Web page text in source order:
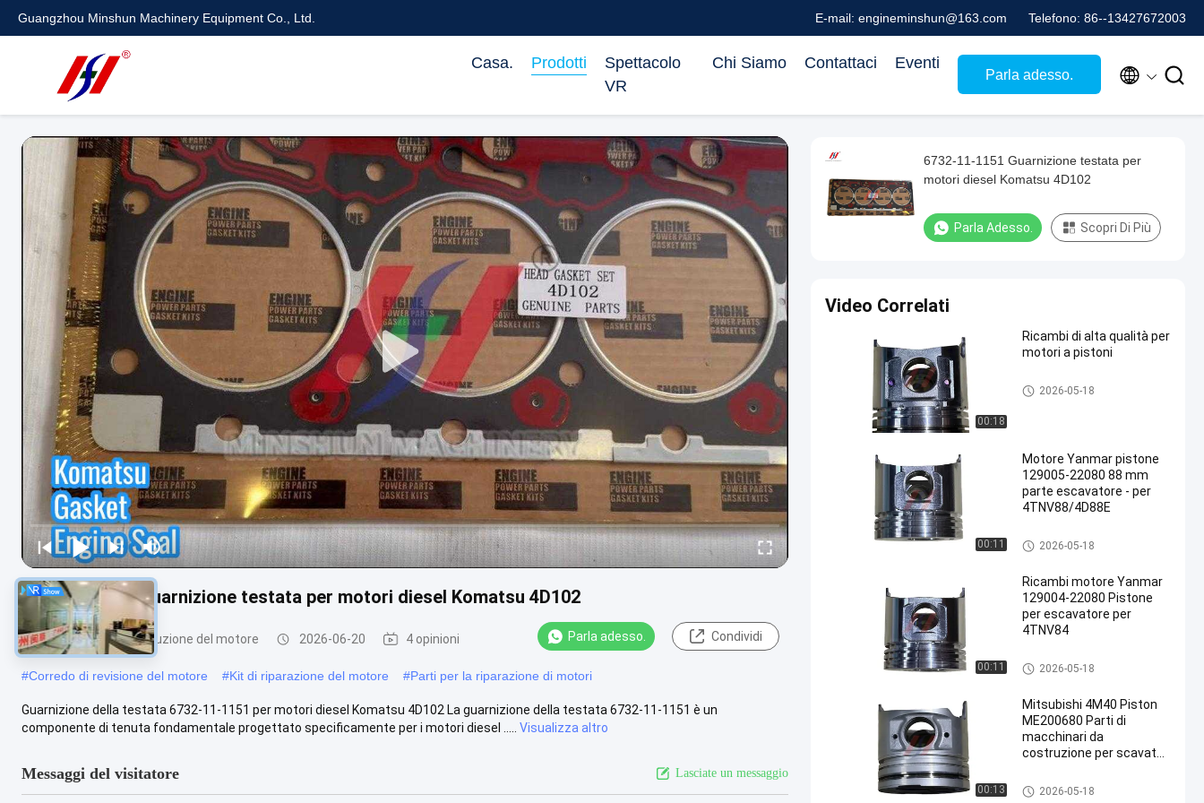
Guangzhou Minshun Machinery Equipment Co., Ltd. E-mail: engineminshun@163.com Telefono: 86--13427672003
Casa. Prodotti
Spettacolo
VR
Chi Siamo Contattaci Eventi
Parla adesso.  
6732-11-1151 Guarnizione testata per motori diesel Komatsu 4D102
corredo della ricostruzione del motore 2026-06-20 4 opinioni Parla adesso. Condividi
#Corredo di revisione del motore #Kit di riparazione del motore #Parti per la riparazione di motori
Guarnizione della testata 6732-11-1151 per motori diesel Komatsu 4D102 La guarnizione della testata 6732-11-1151 è un
componente di tenuta fondamentale progettato specificamente per i motori diesel .....
Visualizza altro
Messaggi del visitatore Lasciate un messaggio
6732-11-1151 Guarnizione testata per
motori diesel Komatsu 4D102
Parla Adesso. Scopri Di Più
Video Correlati
00:18
Ricambi di alta qualità per
motori a pistoni
corredo della ricostruzione del
motore
2026-05-18
00:11
Motore Yanmar pistone
129005-22080 88 mm
parte escavatore - per
4TNV88/4D88E
corredo della ricostruzione del
motore
2026-05-18
00:11
Ricambi motore Yanmar
129004-22080 Pistone
per escavatore per
4TNV84
corredo della ricostruzione del
motore
2026-05-18
00:13
Mitsubishi 4M40 Piston
ME200680 Parti di
macchinari da
costruzione per scavatori
corredo della ricostruzione del
motore
2026-05-18